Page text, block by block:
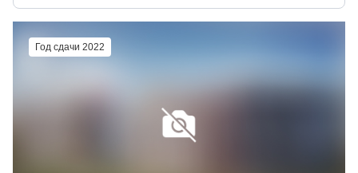
Год сдачи 2022